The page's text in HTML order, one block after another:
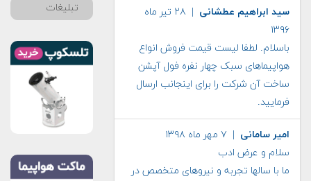
سید ابراهیم عطشانی
| ۲۸ تیر ماه
۱۳۹۶
باسلام. لطفا لیست قیمت فروش انواع
هواپیماهای سبک چهار نفره فول آپشن
ساخت آن شرکت را برای اینجانب ارسال
فرمایید.
امیر سامانی | ۷ مهر ماه ۱۳۹۸
سلام و عرض ادب
ما با سالها تجربه و نیروهای متخصص در
تبلیغات